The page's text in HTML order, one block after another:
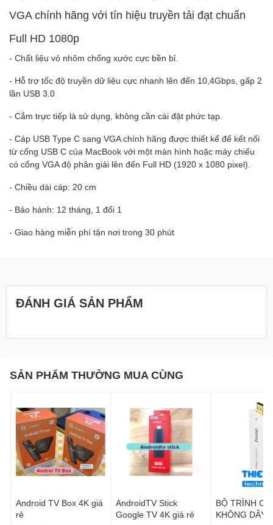
VGA chính hãng với tín hiệu truyền tải đạt chuẩn
Full HD 1080p
- Chất liệu vỏ nhôm chống xước cực bền bỉ.
- Hỗ trợ tốc độ truyền dữ liệu cực nhanh lên đến 10,4Gbps, gấp 2
lần USB 3.0
- Cắm trực tiếp là sử dụng, không cần cài đặt phức tạp.
- Cáp USB Type C sang VGA chính hãng được thiết kế để kết nối
từ cổng USB C của MacBook với một màn hình hoặc máy chiếu
có cổng VGA độ phân giải lên đến Full HD (1920 x 1080 pixel).
- Chiều dài cáp: 20 cm
- Bảo hành: 12 tháng, 1 đổi 1
- Giao hàng miễn phí tận nơi trong 30 phút
ĐÁNH GIÁ SẢN PHẨM
SẢN PHẨM THƯỜNG MUA CÙNG
Android TV Box 4K giá
rẻ
AndroidTV Stick
Google TV 4K giá rẻ
BỘ TRÌNH
KHÔNG DÂY